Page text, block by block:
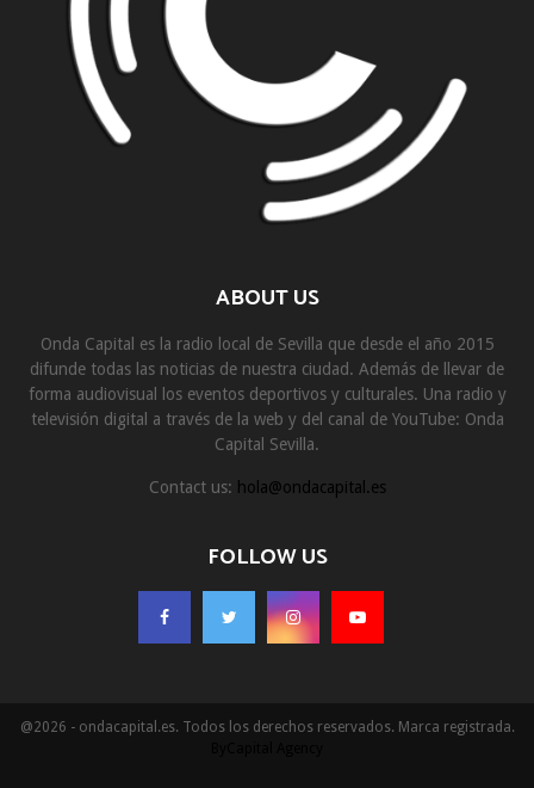
ABOUT US
Onda Capital es la radio local de Sevilla que desde el año 2015
difunde todas las noticias de nuestra ciudad. Además de llevar de
forma audiovisual los eventos deportivos y culturales. Una radio y
televisión digital a través de la web y del canal de YouTube: Onda
Capital Sevilla.
Contact us: hola@ondacapital.es
FOLLOW US
@2026 - ondacapital.es. Todos los derechos reservados. Marca registrada.